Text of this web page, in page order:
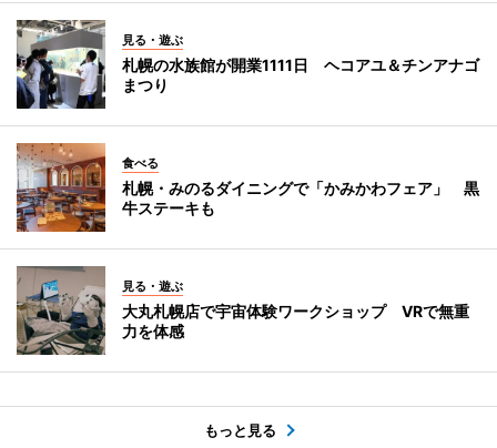
見る・遊ぶ
札幌の水族館が開業1111日 ヘコアユ＆チンアナゴ
まつり
食べる
札幌・みのるダイニングで「かみかわフェア」 黒
牛ステーキも
見る・遊ぶ
大丸札幌店で宇宙体験ワークショップ VRで無重
力を体感
もっと見る